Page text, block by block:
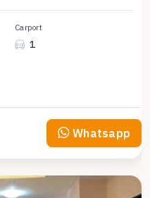
Carport
1
Whatsapp